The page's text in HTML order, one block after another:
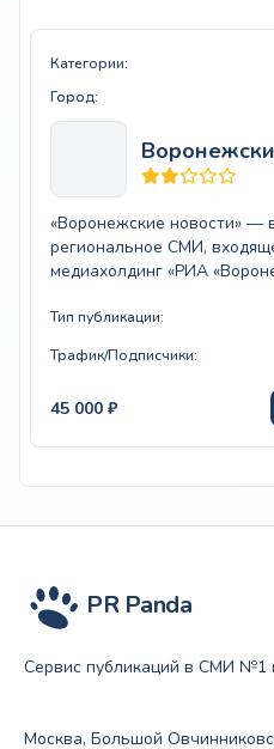
Категории:
Город:
«Воронежские новости» —
региональное СМИ,
медиахолдинг «РИА
публикуя новости,
Тип публикации:
Трафик/Подписчики:
45 000 ₽
PR Panda
Сервис публикаций в СМИ №1
Москва, Большой